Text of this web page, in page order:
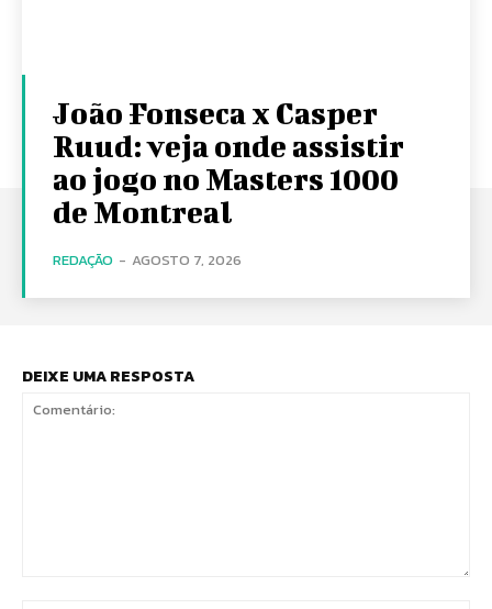
João Fonseca x Casper
Ruud: veja onde assistir
ao jogo no Masters 1000
de Montreal
REDAÇÃO - AGOSTO 7, 2026
DEIXE UMA RESPOSTA